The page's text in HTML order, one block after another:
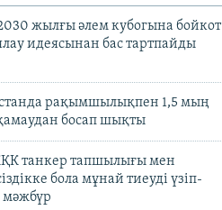
жылғы әлем кубогына бойкот
идеясынан бас тартпайды
рақымшылықпен 1,5 мың
босап шықты
танкер тапшылығы мен
бола мұнай тиеуді үзіп-
мәжбүр